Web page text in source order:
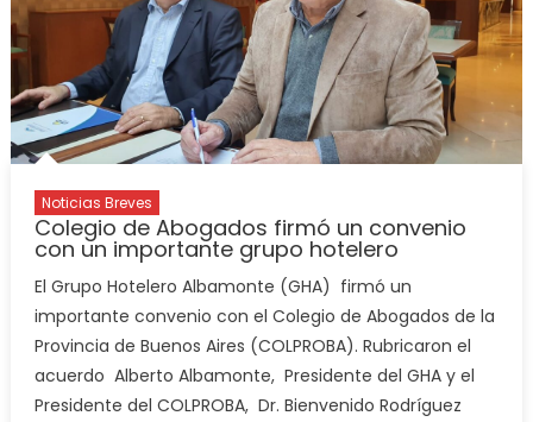
Noticias Breves
Colegio de Abogados firmó un convenio
con un importante grupo hotelero
El Grupo Hotelero Albamonte (GHA) firmó un
importante convenio con el Colegio de Abogados de la
Provincia de Buenos Aires (COLPROBA). Rubricaron el
acuerdo Alberto Albamonte, Presidente del GHA y el
Presidente del COLPROBA, Dr. Bienvenido Rodríguez